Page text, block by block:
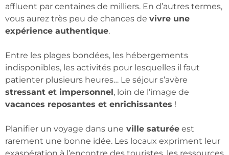
affluent par centaines de milliers. En d’autres termes,
vous aurez très peu de chances de vivre une
expérience authentique.
Entre les plages bondées, les hébergements
indisponibles, les activités pour lesquelles il faut
patienter plusieurs heures… Le séjour s’avère
stressant et impersonnel, loin de l’image de
vacances reposantes et enrichissantes !
Planifier un voyage dans une ville saturée est
rarement une bonne idée. Les locaux expriment leur